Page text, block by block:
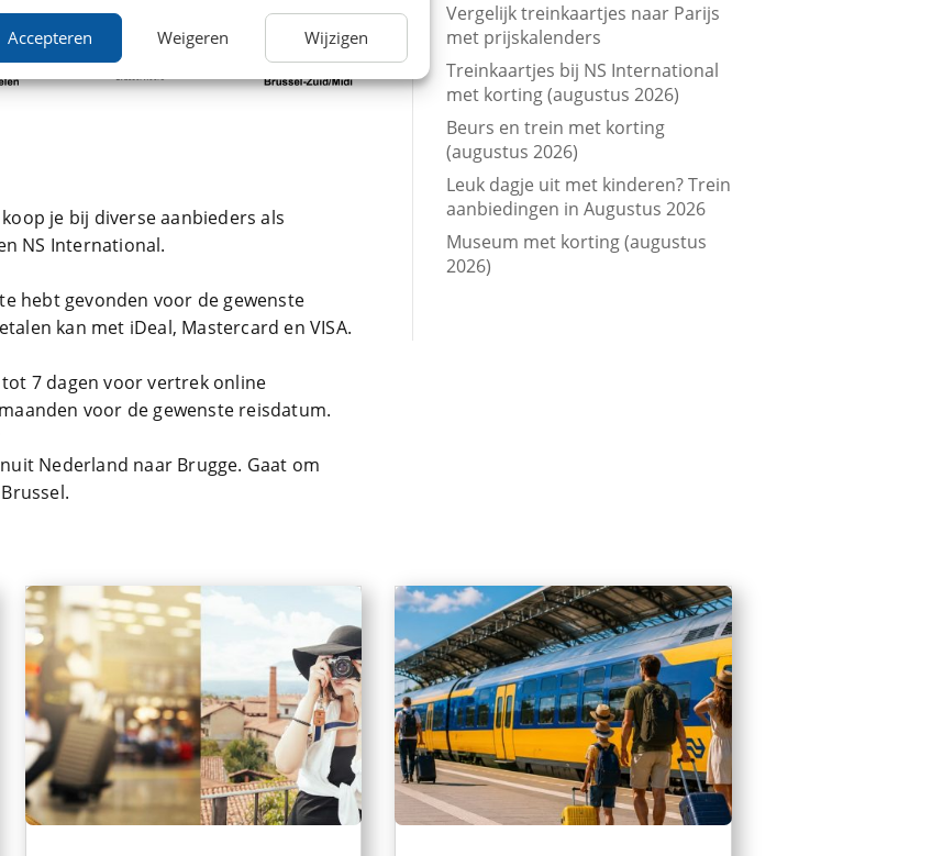
Accepteren Weigeren Wijzigen
je bij diverse aanbieders als
NS International.
hebt gevonden voor de gewenste
kan met iDeal, Mastercard en VISA.
7 dagen voor vertrek online
voor de gewenste reisdatum.
Nederland naar Brugge. Gaat om
Vergelijk treinkaartjes naar Parijs
met prijskalenders
Treinkaartjes bij NS International
met korting (augustus 2026)
Beurs en trein met korting
(augustus 2026)
Leuk dagje uit met kinderen? Trein
aanbiedingen in Augustus 2026
Museum met korting (augustus
2026)